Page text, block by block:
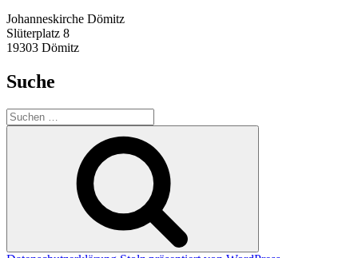
Johanneskirche Dömitz
Slüterplatz 8
19303 Dömitz
Suche
Suche
nach: